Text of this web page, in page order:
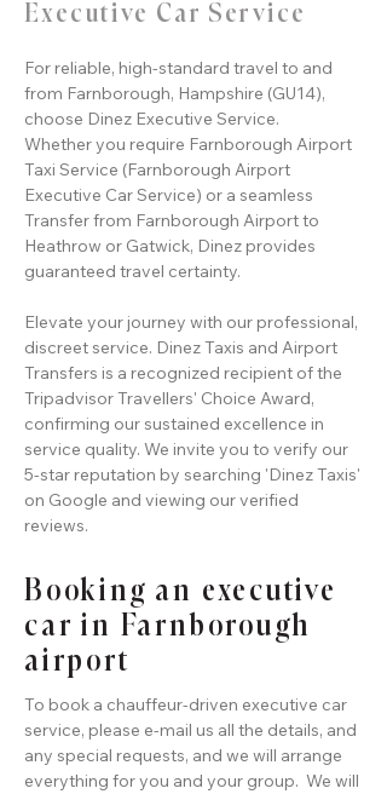
Executive Car Service
For reliable, high-standard travel to and
from Farnborough, Hampshire (GU14),
choose Dinez Executive Service.
Whether you require Farnborough Airport
Taxi Service (Farnborough Airport
Executive Car Service) or a seamless
Transfer from Farnborough Airport to
Heathrow or Gatwick, Dinez provides
guaranteed travel certainty.
Elevate your journey with our professional,
discreet service. Dinez Taxis and Airport
Transfers is a recognized recipient of the
Tripadvisor Travellers' Choice Award,
confirming our sustained excellence in
service quality. We invite you to verify our
5-star reputation by searching 'Dinez Taxis'
on Google and viewing our verified
reviews.
Booking an executive
car in Farnborough
airport
To book a chauffeur-driven executive car
service, please e-mail us all the details, and
any special requests, and we will arrange
everything for you and your group. We will